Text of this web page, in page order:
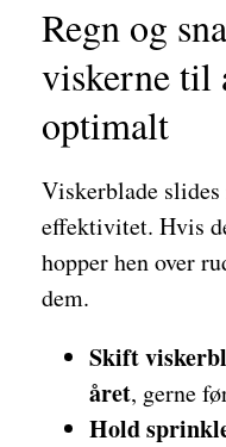
Regn og
viskerne til
optimalt
Viskerblade
effektivitet. Hvis
hopper hen over
dem.
Skift
året, gerne
Hold